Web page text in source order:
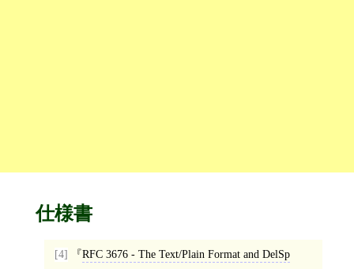
仕様書
[4]
RFC 3676 - The Text/Plain Format and DelSp